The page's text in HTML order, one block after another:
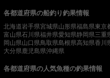
各都道府県の船釣り釣果情報
北海道岩手県宮城県山形県福島県東京
富山県石川県福井県愛知県静岡県三重
岡山県山口県鳥取県島根県高知県香川
大分県鹿児島県沖縄県
各都道府県の人気魚種の釣果情報